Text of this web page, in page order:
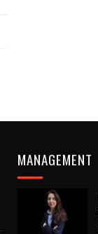
MANAGEMENT